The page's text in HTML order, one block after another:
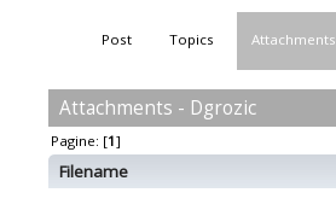
Post Topics Attachments
Attachments - Dgrozic
Pagine: [1]
Filename